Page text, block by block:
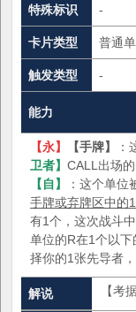
特殊标识 -
卡片类型 普通
触发类型 -
能力
【永】 【手牌】 ：
卫者】 CALL出场的
【自】
：这个单位
手牌或弃牌区中的
有1个，这次战斗
单位的R在1个以
择你的1张先导者
解说 【考